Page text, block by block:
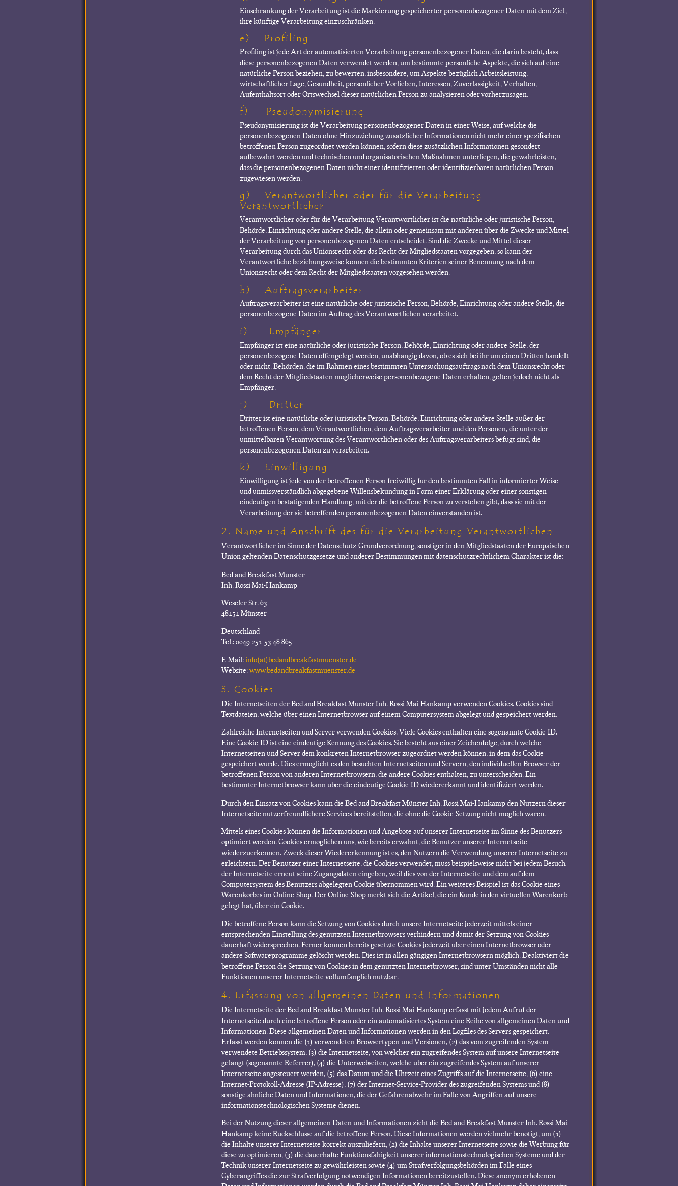
Einschränkung der Verarbeitung ist die Markierung gespeicherter personenbezogener Daten mit dem Ziel,
ihre künftige Verarbeitung einzuschränken.
e) Profiling
Profiling ist jede Art der automatisierten Verarbeitung personenbezogener Daten, die darin besteht, dass
diese personenbezogenen Daten verwendet werden, um bestimmte persönliche Aspekte, die sich auf eine
natürliche Person beziehen, zu bewerten, insbesondere, um Aspekte bezüglich Arbeitsleistung,
wirtschaftlicher Lage, Gesundheit, persönlicher Vorlieben, Interessen, Zuverlässigkeit, Verhalten,
Aufenthaltsort oder Ortswechsel dieser natürlichen Person zu analysieren oder vorherzusagen.
f) Pseudonymisierung
Pseudonymisierung ist die Verarbeitung personenbezogener Daten in einer Weise, auf welche die
personenbezogenen Daten ohne Hinzuziehung zusätzlicher Informationen nicht mehr einer spezifischen
betroffenen Person zugeordnet werden können, sofern diese zusätzlichen Informationen gesondert
aufbewahrt werden und technischen und organisatorischen Maßnahmen unterliegen, die gewährleisten,
dass die personenbezogenen Daten nicht einer identifizierten oder identifizierbaren natürlichen Person
zugewiesen werden.
g) Verantwortlicher oder für die Verarbeitung
Verantwortlicher
Verantwortlicher oder für die Verarbeitung Verantwortlicher ist die natürliche oder juristische Person,
Behörde, Einrichtung oder andere Stelle, die allein oder gemeinsam mit anderen über die Zwecke und Mittel
der Verarbeitung von personenbezogenen Daten entscheidet. Sind die Zwecke und Mittel dieser
Verarbeitung durch das Unionsrecht oder das Recht der Mitgliedstaaten vorgegeben, so kann der
Verantwortliche beziehungsweise können die bestimmten Kriterien seiner Benennung nach dem
Unionsrecht oder dem Recht der Mitgliedstaaten vorgesehen werden.
h) Auftragsverarbeiter
Auftragsverarbeiter ist eine natürliche oder juristische Person, Behörde, Einrichtung oder andere Stelle, die
personenbezogene Daten im Auftrag des Verantwortlichen verarbeitet.
i) Empfänger
Empfänger ist eine natürliche oder juristische Person, Behörde, Einrichtung oder andere Stelle, der
personenbezogene Daten offengelegt werden, unabhängig davon, ob es sich bei ihr um einen Dritten handelt
oder nicht. Behörden, die im Rahmen eines bestimmten Untersuchungsauftrags nach dem Unionsrecht oder
dem Recht der Mitgliedstaaten möglicherweise personenbezogene Daten erhalten, gelten jedoch nicht als
Empfänger.
j) Dritter
Dritter ist eine natürliche oder juristische Person, Behörde, Einrichtung oder andere Stelle außer der
betroffenen Person, dem Verantwortlichen, dem Auftragsverarbeiter und den Personen, die unter der
unmittelbaren Verantwortung des Verantwortlichen oder des Auftragsverarbeiters befugt sind, die
personenbezogenen Daten zu verarbeiten.
k) Einwilligung
Einwilligung ist jede von der betroffenen Person freiwillig für den bestimmten Fall in informierter Weise
und unmissverständlich abgegebene Willensbekundung in Form einer Erklärung oder einer sonstigen
eindeutigen bestätigenden Handlung, mit der die betroffene Person zu verstehen gibt, dass sie mit der
Verarbeitung der sie betreffenden personenbezogenen Daten einverstanden ist.
2. Name und Anschrift des für die Verarbeitung Verantwortlichen
Verantwortlicher im Sinne der Datenschutz-Grundverordnung, sonstiger in den Mitgliedstaaten der Europäischen
Union geltenden Datenschutzgesetze und anderer Bestimmungen mit datenschutzrechtlichem Charakter ist die:
Bed and Breakfast Münster
Inh. Rossi Mai-Hankamp
Weseler Str. 63
48151 Münster
Deutschland
Tel.: 0049-251-53 48 865
E-Mail:info(at)bedandbreakfastmuenster.de
Website:www.bedandbreakfastmuenster.de
3. Cookies
Die Internetseiten der Bed and Breakfast Münster Inh. Rossi Mai-Hankamp verwenden Cookies. Cookies sind
Textdateien, welche über einen Internetbrowser auf einem Computersystem abgelegt und gespeichert werden.
Zahlreiche Internetseiten und Server verwenden Cookies. Viele Cookies enthalten eine sogenannte Cookie-ID.
Eine Cookie-ID ist eine eindeutige Kennung des Cookies. Sie besteht aus einer Zeichenfolge, durch welche
Internetseiten und Server dem konkreten Internetbrowser zugeordnet werden können, in dem das Cookie
gespeichert wurde. Dies ermöglicht es den besuchten Internetseiten und Servern, den individuellen Browser der
betroffenen Person von anderen Internetbrowsern, die andere Cookies enthalten, zu unterscheiden. Ein
bestimmter Internetbrowser kann über die eindeutige Cookie-ID wiedererkannt und identifiziert werden.
Durch den Einsatz von Cookies kann die Bed and Breakfast Münster Inh. Rossi Mai-Hankamp den Nutzern dieser
Internetseite nutzerfreundlichere Services bereitstellen, die ohne die Cookie-Setzung nicht möglich wären.
Mittels eines Cookies können die Informationen und Angebote auf unserer Internetseite im Sinne des Benutzers
optimiert werden. Cookies ermöglichen uns, wie bereits erwähnt, die Benutzer unserer Internetseite
wiederzuerkennen. Zweck dieser Wiedererkennung ist es, den Nutzern die Verwendung unserer Internetseite zu
erleichtern. Der Benutzer einer Internetseite, die Cookies verwendet, muss beispielsweise nicht bei jedem Besuch
der Internetseite erneut seine Zugangsdaten eingeben, weil dies von der Internetseite und dem auf dem
Computersystem des Benutzers abgelegten Cookie übernommen wird. Ein weiteres Beispiel ist das Cookie eines
Warenkorbes im Online-Shop. Der Online-Shop merkt sich die Artikel, die ein Kunde in den virtuellen Warenkorb
gelegt hat, über ein Cookie.
Die betroffene Person kann die Setzung von Cookies durch unsere Internetseite jederzeit mittels einer
entsprechenden Einstellung des genutzten Internetbrowsers verhindern und damit der Setzung von Cookies
dauerhaft widersprechen. Ferner können bereits gesetzte Cookies jederzeit über einen Internetbrowser oder
andere Softwareprogramme gelöscht werden. Dies ist in allen gängigen Internetbrowsern möglich. Deaktiviert die
betroffene Person die Setzung von Cookies in dem genutzten Internetbrowser, sind unter Umständen nicht alle
Funktionen unserer Internetseite vollumfänglich nutzbar.
4. Erfassung von allgemeinen Daten und Informationen
Die Internetseite der Bed and Breakfast Münster Inh. Rossi Mai-Hankamp erfasst mit jedem Aufruf der
Internetseite durch eine betroffene Person oder ein automatisiertes System eine Reihe von allgemeinen Daten und
Informationen. Diese allgemeinen Daten und Informationen werden in den Logfiles des Servers gespeichert.
Erfasst werden können die (1) verwendeten Browsertypen und Versionen, (2) das vom zugreifenden System
verwendete Betriebssystem, (3) die Internetseite, von welcher ein zugreifendes System auf unsere Internetseite
gelangt (sogenannte Referrer), (4) die Unterwebseiten, welche über ein zugreifendes System auf unserer
Internetseite angesteuert werden, (5) das Datum und die Uhrzeit eines Zugriffs auf die Internetseite, (6) eine
Internet-Protokoll-Adresse (IP-Adresse), (7) der Internet-Service-Provider des zugreifenden Systems und (8)
sonstige ähnliche Daten und Informationen, die der Gefahrenabwehr im Falle von Angriffen auf unsere
informationstechnologischen Systeme dienen.
Bei der Nutzung dieser allgemeinen Daten und Informationen zieht die Bed and Breakfast Münster Inh. Rossi Mai-
Hankamp keine Rückschlüsse auf die betroffene Person. Diese Informationen werden vielmehr benötigt, um (1)
die Inhalte unserer Internetseite korrekt auszuliefern, (2) die Inhalte unserer Internetseite sowie die Werbung für
diese zu optimieren, (3) die dauerhafte Funktionsfähigkeit unserer informationstechnologischen Systeme und der
Technik unserer Internetseite zu gewährleisten sowie (4) um Strafverfolgungsbehörden im Falle eines
Cyberangriffes die zur Strafverfolgung notwendigen Informationen bereitzustellen. Diese anonym erhobenen